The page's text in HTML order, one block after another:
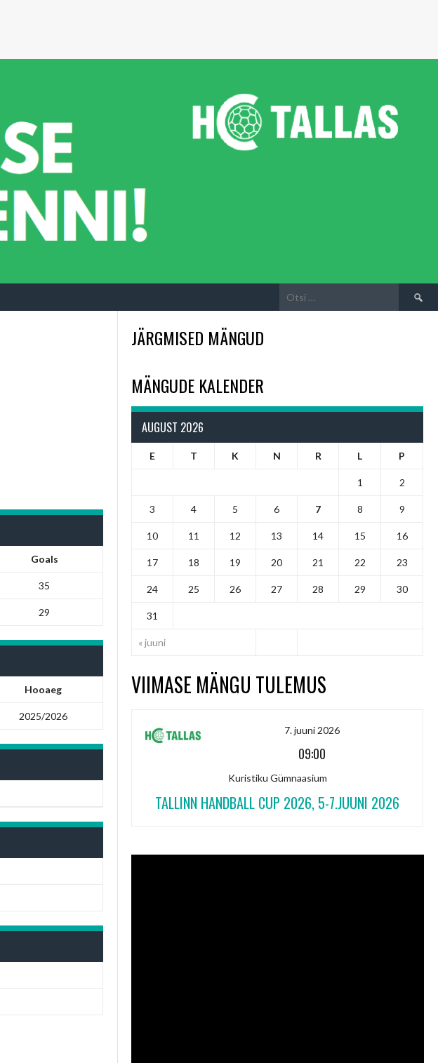
Otsi:
Goals
35
29
Hooaeg
2025/2026
JÄRGMISED MÄNGUD
MÄNGUDE KALENDER
AUGUST 2026
E T K N R L P
« juuni
1 2
3 4 5 6 7 8 9
10 11 12 13 14 15 16
17 18 19 20 21 22 23
24 25 26 27 28 29 30
31
VIIMASE MÄNGU TULEMUS
7. juuni 2026
09:00
Kuristiku Gümnaasium
TALLINN HANDBALL CUP 2026, 5-7.JUUNI 2026